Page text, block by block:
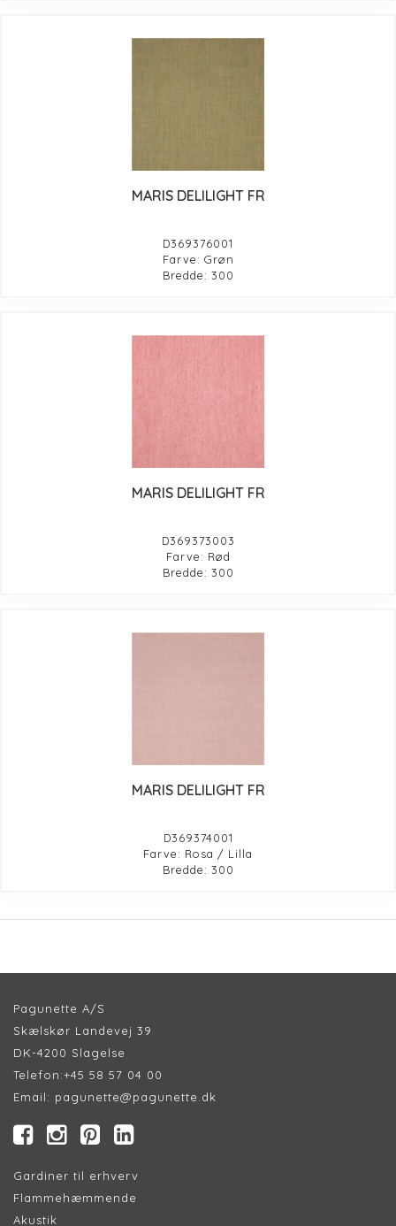
MARIS DELILIGHT FR
D369376001
Farve: Grøn
Bredde: 300
MARIS DELILIGHT FR
D369373003
Farve: Rød
Bredde: 300
MARIS DELILIGHT FR
D369374001
Farve: Rosa / Lilla
Bredde: 300
Pagunette A/S
Skælskør Landevej 39
DK-4200 Slagelse
Telefon:+45 58 57 04 00
Email: pagunette@pagunette.dk
Gardiner til erhverv
Flammehæmmende
Akustik